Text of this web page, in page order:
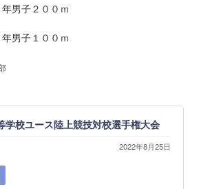
男子２００ｍ
男子１００ｍ
学校ユース陸上競技対校選手権大会
2022年8月25日